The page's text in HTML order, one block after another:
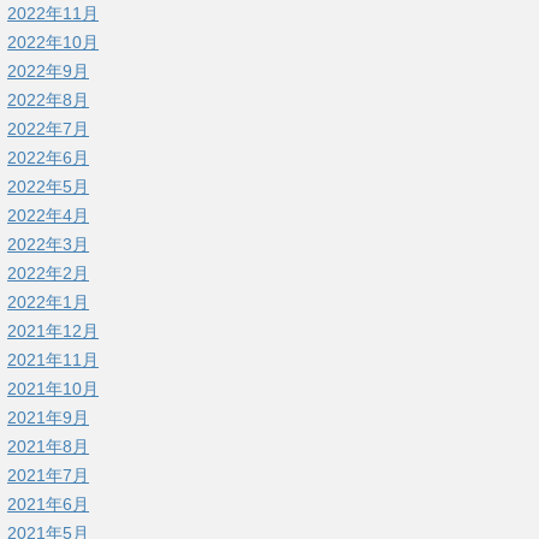
2022年11月
2022年10月
2022年9月
2022年8月
2022年7月
2022年6月
2022年5月
2022年4月
2022年3月
2022年2月
2022年1月
2021年12月
2021年11月
2021年10月
2021年9月
2021年8月
2021年7月
2021年6月
2021年5月